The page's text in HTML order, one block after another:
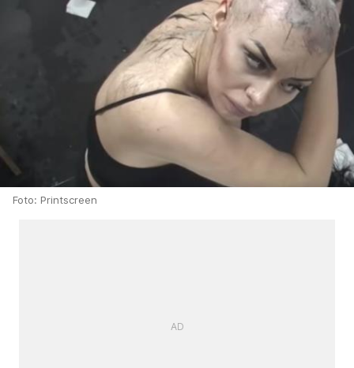
Foto: Printscreen